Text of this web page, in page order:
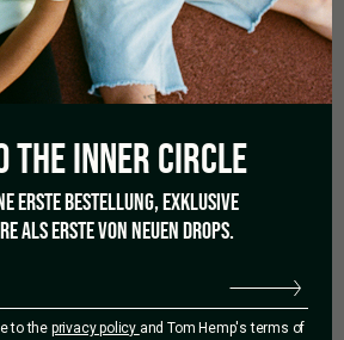
0%
0%
uma avaliação
Fevereiro 15, 2023
THEINNER CIRCLE
ERSTE BESTELLUNG, EXKLUSIVE
ALS ERSTE VON NEUEN DROPS.
to the privacy policy and Tom Hemp's terms of